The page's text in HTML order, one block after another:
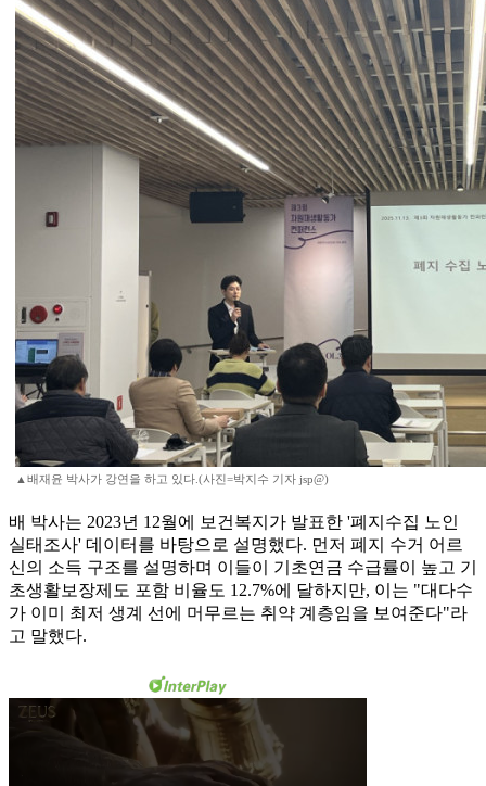
▲배재윤 박사가 강연을 하고 있다.(사진=박지수 기자 jsp@)
배 박사는 2023년 12월에 보건복지가 발표한 '폐지수집 노인
실태조사' 데이터를 바탕으로 설명했다. 먼저 폐지 수거 어르
신의 소득 구조를 설명하며 이들이 기초연금 수급률이 높고 기
초생활보장제도 포함 비율도 12.7%에 달하지만, 이는 "대다수
가 이미 최저 생계 선에 머무르는 취약 계층임을 보여준다"라
고 말했다.